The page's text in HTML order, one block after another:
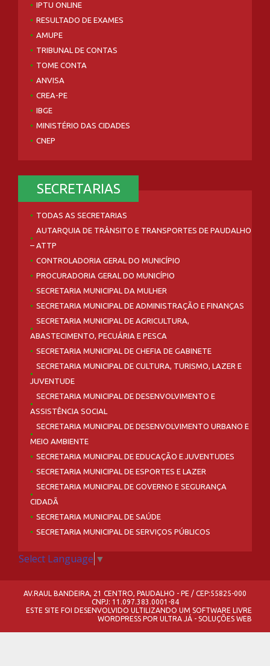
IPTU ONLINE
RESULTADO DE EXAMES
AMUPE
TRIBUNAL DE CONTAS
TOME CONTA
ANVISA
CREA-PE
IBGE
MINISTÉRIO DAS CIDADES
CNEP
SECRETARIAS
TODAS AS SECRETARIAS
AUTARQUIA DE TRÂNSITO E TRANSPORTES DE PAUDALHO
– ATTP
CONTROLADORIA GERAL DO MUNICÍPIO
PROCURADORIA GERAL DO MUNICÍPIO
SECRETARIA MUNICIPAL DA MULHER
SECRETARIA MUNICIPAL DE ADMINISTRAÇÃO E FINANÇAS
SECRETARIA MUNICIPAL DE AGRICULTURA,
ABASTECIMENTO, PECUÁRIA E PESCA
SECRETARIA MUNICIPAL DE CHEFIA DE GABINETE
SECRETARIA MUNICIPAL DE CULTURA, TURISMO, LAZER E
JUVENTUDE
SECRETARIA MUNICIPAL DE DESENVOLVIMENTO E
ASSISTÊNCIA SOCIAL
SECRETARIA MUNICIPAL DE DESENVOLVIMENTO URBANO E
MEIO AMBIENTE
SECRETARIA MUNICIPAL DE EDUCAÇÃO E JUVENTUDES
SECRETARIA MUNICIPAL DE ESPORTES E LAZER
SECRETARIA MUNICIPAL DE GOVERNO E SEGURANÇA
CIDADÃ
SECRETARIA MUNICIPAL DE SAÚDE
SECRETARIA MUNICIPAL DE SERVIÇOS PÚBLICOS
Select Language ▼
AV.RAUL BANDEIRA, 21 CENTRO, PAUDALHO - PE / CEP:55825-000
CNPJ: 11.097.383.0001-84
ESTE SITE FOI DESENVOLVIDO ULTILIZANDO UM SOFTWARE LIVRE
WORDPRESS POR ULTRA JÁ - SOLUÇÕES WEB